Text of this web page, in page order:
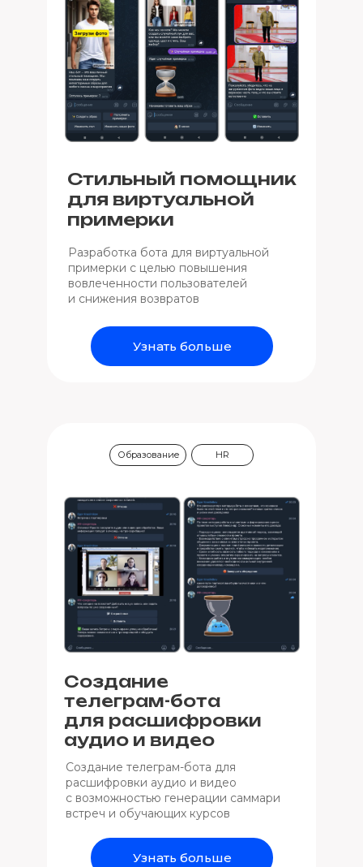
Разработка бота для виртуальной
примерки с целью повышения
вовлеченности пользователей
и снижения возвратов
Стильный помощник
для виртуальной
примерки
Узнать больше
Образование HR
Создание телеграм-бота для
расшифровки аудио и видео
с возможностью генерации саммари
встреч и обучающих курсов
Создание
телеграм-бота
для расшифровки
аудио и видео
Узнать больше